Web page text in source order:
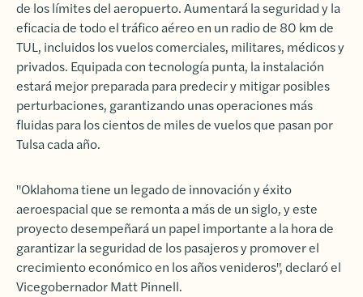
de los límites del aeropuerto. Aumentará la seguridad y la
eficacia de todo el tráfico aéreo en un radio de 80 km de
TUL, incluidos los vuelos comerciales, militares, médicos y
privados. Equipada con tecnología punta, la instalación
estará mejor preparada para predecir y mitigar posibles
perturbaciones, garantizando unas operaciones más
fluidas para los cientos de miles de vuelos que pasan por
Tulsa cada año.
"Oklahoma tiene un legado de innovación y éxito
aeroespacial que se remonta a más de un siglo, y este
proyecto desempeñará un papel importante a la hora de
garantizar la seguridad de los pasajeros y promover el
crecimiento económico en los años venideros", declaró el
Vicegobernador Matt Pinnell.